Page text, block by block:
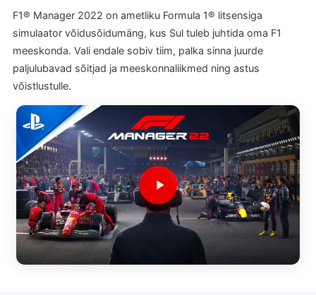
F1® Manager 2022 on ametliku Formula 1® litsensiga
simulaator võidusõidumäng, kus Sul tuleb juhtida oma F1
meeskonda. Vali endale sobiv tiim, palka sinna juurde
paljulubavad sõitjad ja meeskonnaliikmed ning astus
võistlustulle.